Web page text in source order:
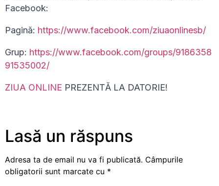
Facebook:
Pagină: https://www.facebook.com/ziuaonlinesb/
Grup: https://www.facebook.com/groups/9186358
91535002/
ZIUA ONLINE PREZENTĂ LA DATORIE!
Lasă un răspuns
Adresa ta de email nu va fi publicată. Câmpurile
obligatorii sunt marcate cu *